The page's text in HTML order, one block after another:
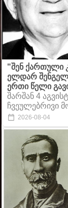
"შენ ქართული
ელდარ
ერთი წელი
შარშან 4
ჩვეულებრივი
2026-08-04